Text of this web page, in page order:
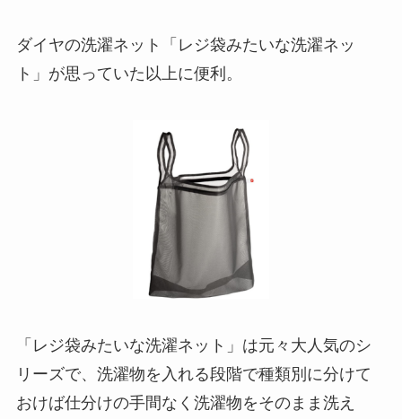
ダイヤの洗濯ネット「レジ袋みたいな洗濯ネッ
ト」が思っていた以上に便利。
「レジ袋みたいな洗濯ネット」は元々大人気のシ
リーズで、洗濯物を入れる段階で種類別に分けて
おけば仕分けの手間なく洗濯物をそのまま洗え